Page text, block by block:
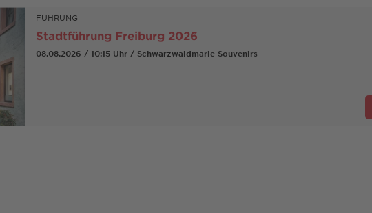
FÜHRUNG
Stadtführung Freiburg 2026
08.08.2026 / 10:15 Uhr / Schwarzwaldmarie Souvenirs